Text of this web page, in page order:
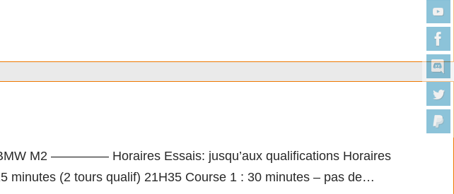
M2 ————– Horaires Essais: jusqu’aux qualifications Horaires
minutes (2 tours qualif) 21H35 Course 1 : 30 minutes – pas de…